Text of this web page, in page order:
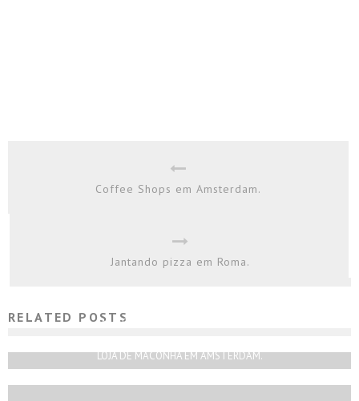
Coffee Shops em Amsterdam.
Jantando pizza em Roma.
RELATED POSTSMUSEUS EM AMSTERDAM PARTE 2
LOJA DE MACONHA EM AMSTERDAM.